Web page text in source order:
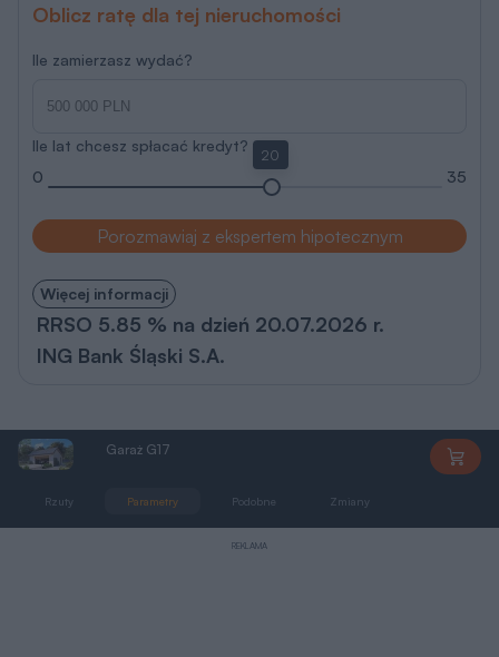
Oblicz ratę dla tej nieruchomości
Ile zamierzasz wydać?
Ile lat chcesz spłacać kredyt?
0
20
35
Porozmawiaj z ekspertem hipotecznym
Więcej informacji
RRSO 5.85 % na dzień 20.07.2026 r.
ING Bank Śląski S.A.
Garaż G17
Rzuty Parametry Podobne Zmiany
REKLAMA